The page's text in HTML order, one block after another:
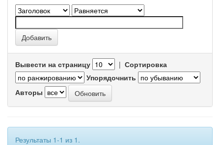
Вывести на страницу | Сортировка
Упорядочнить
Авторы
Результаты 1-1 из 1.